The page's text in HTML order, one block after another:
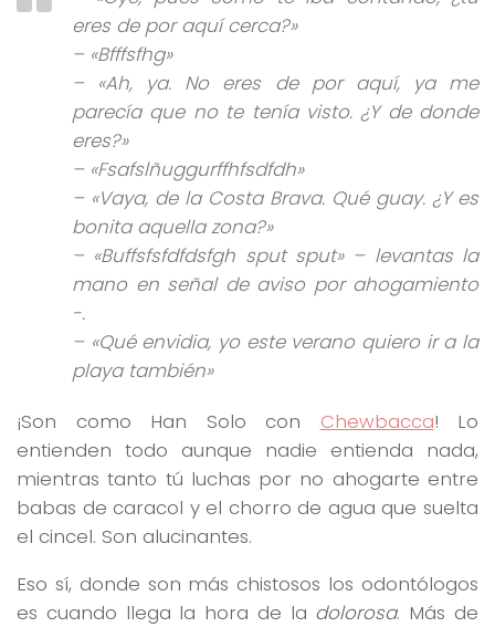
eres de por aquí cerca?»
– «Bfffsfhg»
– «Ah, ya. No eres de por aquí, ya me
parecía que no te tenía visto. ¿Y de donde
eres?»
– «Fsafslñuggurffhfsdfdh»
– «Vaya, de la Costa Brava. Qué guay. ¿Y es
bonita aquella zona?»
– «Buffsfsfdfdsfgh sput sput» – levantas la
mano en señal de aviso por ahogamiento
-.
– «Qué envidia, yo este verano quiero ir a la
playa también»
¡Son como Han Solo con Chewbacca! Lo
entienden todo aunque nadie entienda nada,
mientras tanto tú luchas por no ahogarte entre
babas de caracol y el chorro de agua que suelta
el cincel. Son alucinantes.
Eso sí, donde son más chistosos los odontólogos
es cuando llega la hora de la dolorosa. Más de